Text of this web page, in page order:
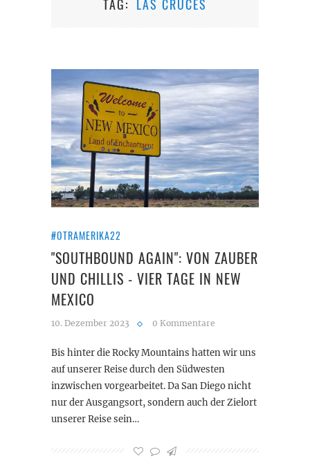
TAG LAS CRUCES
#OTRAMERIKA22
"SOUTHBOUND AGAIN": VON ZAUBER
UND CHILLIS - VIER TAGE IN NEW
MEXICO
10. Dezember 2023 0 Kommentare
Bis hinter die Rocky Mountains hatten wir uns
auf unserer Reise durch den Südwesten
inzwischen vorgearbeitet. Da San Diego nicht
nur der Ausgangsort, sondern auch der Zielort
unserer Reise sein…